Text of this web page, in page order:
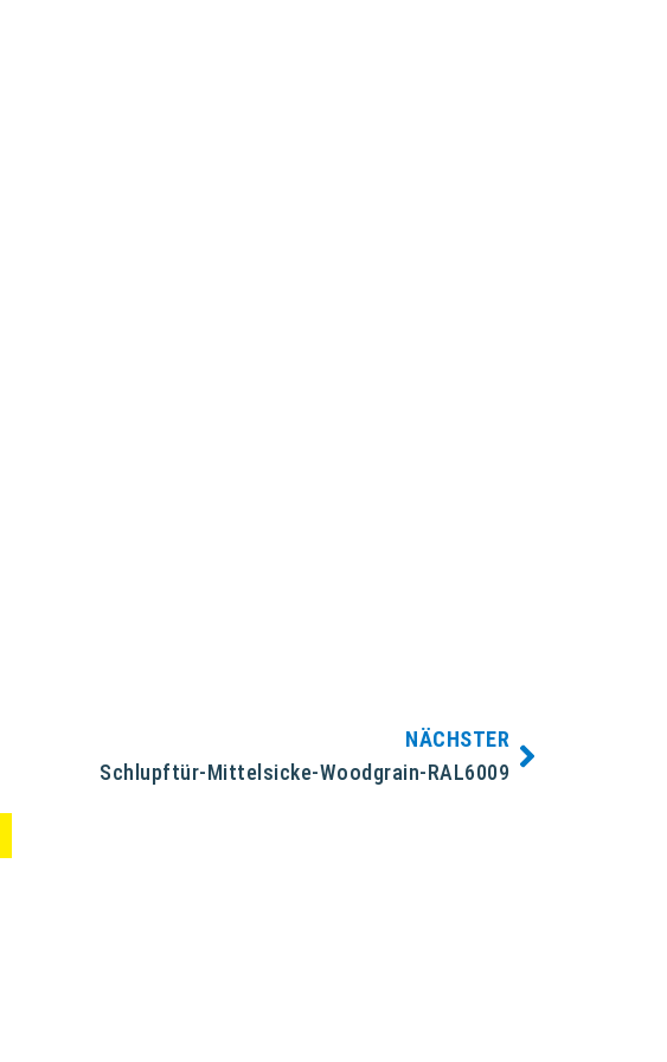
NÄCHSTER
Schlupftür-Mittelsicke-Woodgrain-RAL6009